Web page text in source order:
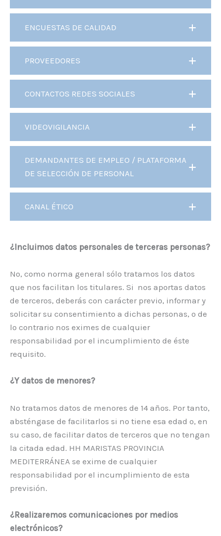
ENCUESTAS DE CALIDAD
PROVEEDORES
CONTACTOS REDES SOCIALES
VIDEOVIGILANCIA
DEMANDANTES DE EMPLEO / PLATAFORMA
DE SELECCIÓN DE PERSONAL
CANAL ÉTICO
¿Incluimos datos personales de terceras personas?
No, como norma general sólo tratamos los datos
que nos facilitan los titulares. Si nos aportas datos
de terceros, deberás con carácter previo, informar y
solicitar su consentimiento a dichas personas, o de
lo contrario nos eximes de cualquier
responsabilidad por el incumplimiento de éste
requisito.
¿Y datos de menores?
No tratamos datos de menores de 14 años. Por tanto,
absténgase de facilitarlos si no tiene esa edad o, en
su caso, de facilitar datos de terceros que no tengan
la citada edad. HH MARISTAS PROVINCIA
MEDITERRÁNEA se exime de cualquier
responsabilidad por el incumplimiento de esta
previsión.
¿Realizaremos comunicaciones por medios
electrónicos?